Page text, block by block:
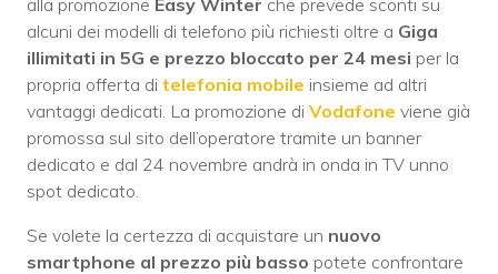
alcuni dei modelli di telefono più richiesti oltre a Giga
illimitati in 5G e prezzo bloccato per 24 mesi per la
propria offerta di telefonia mobile insieme ad altri
vantaggi dedicati. La promozione di Vodafone viene già
promossa sul sito dell’operatore tramite un banner
dedicato e dal 24 novembre andrà in onda in TV unno
spot dedicato.
Se volete la certezza di acquistare un nuovo
smartphone al prezzo più basso potete confrontare